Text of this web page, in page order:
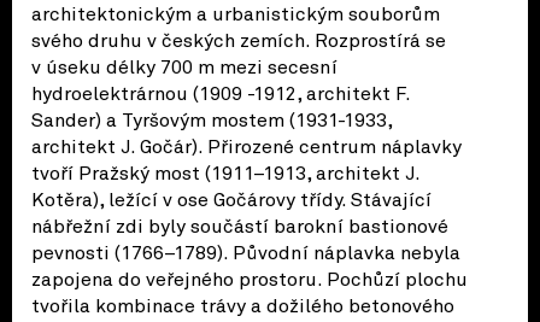
architektonickým a urbanistickým souborům
svého druhu v českých zemích. Rozprostírá se
v úseku délky 700 m mezi secesní
hydroelektrárnou (1909 -1912, architekt F.
Sander) a Tyršovým mostem (1931-1933,
architekt J. Gočár). Přirozené centrum náplavky
tvoří Pražský most (1911–1913, architekt J.
Kotěra), ležící v ose Gočárovy třídy. Stávající
nábřežní zdi byly součástí barokní bastionové
pevnosti (1766–1789). Původní náplavka nebyla
zapojena do veřejného prostoru. Pochůzí plochu
tvořila kombinace trávy a dožilého betonového